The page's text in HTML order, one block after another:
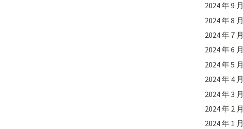
2024 年 9 月
2024 年 8 月
2024 年 7 月
2024 年 6 月
2024 年 5 月
2024 年 4 月
2024 年 3 月
2024 年 2 月
2024 年 1 月